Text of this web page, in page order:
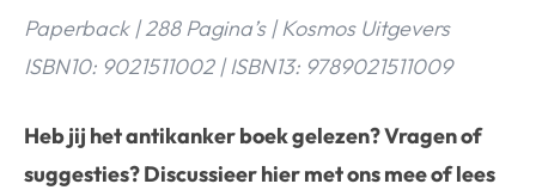
Paperback | 288 Pagina’s | Kosmos Uitgevers
ISBN10: 9021511002 | ISBN13: 9789021511009
Heb jij het antikanker boek gelezen? Vragen of
suggesties? Discussieerhiermet ons mee of lees